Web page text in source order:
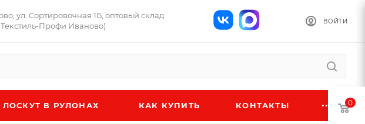
ул. Сортировочная 1Б, оптовый склад
Текстиль-Профи Иваново)
ВОЙТИ
ЛОСКУТ В РУЛОНАХ КАК КУПИТЬ КОНТАКТЫ 0